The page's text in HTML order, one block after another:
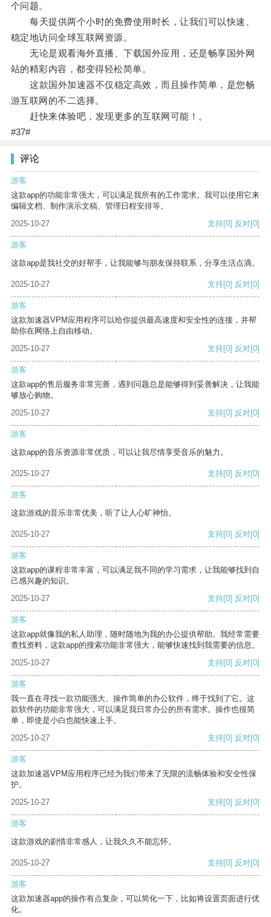
个问题。
每天提供两个小时的免费使用时长，让我们可以快速、
稳定地访问全球互联网资源。
无论是观看海外直播、下载国外应用，还是畅享国外网
站的精彩内容，都变得轻松简单。
这款国外加速器不仅稳定高效，而且操作简单，是您畅
游互联网的不二选择。
赶快来体验吧，发现更多的互联网可能！。
#37#
评论
游客
这款app的功能非常强大，可以满足我所有的工作需求。我可以使用它来
编辑文档、制作演示文稿、管理日程安排等。
2025-10-27
支持[0] 反对[0]
游客
这款app是我社交的好帮手，让我能够与朋友保持联系，分享生活点滴。
2025-10-27 支持[0] 反对[0]
游客
这款加速器VPM应用程序可以给你提供最高速度和安全性的连接，并帮
助你在网络上自由移动。
2025-10-27
支持[0] 反对[0]
游客
这款app的售后服务非常完善，遇到问题总是能够得到妥善解决，让我能
够放心购物。
2025-10-27
支持[0] 反对[0]
游客
这款app的音乐资源非常优质，可以让我尽情享受音乐的魅力。
2025-10-27 支持[0] 反对[0]
游客
这款游戏的音乐非常优美，听了让人心旷神怡。
2025-10-27 支持[0] 反对[0]
游客
这款app的课程非常丰富，可以满足我不同的学习需求，让我能够找到自
己感兴趣的知识。
2025-10-27
支持[0] 反对[0]
游客
这款app就像我的私人助理，随时随地为我的办公提供帮助。我经常需要
查找资料，这款app的搜索功能非常强大，能够快速找到我需要的信息。
2025-10-27
支持[0] 反对[0]
游客
我一直在寻找一款功能强大、操作简单的办公软件，终于找到了它。这
款软件的功能非常强大，可以满足我日常办公的所有需求。操作也很简
单，即使是小白也能快速上手。
2025-10-27
支持[0] 反对[0]
游客
这款加速器VPM应用程序已经为我们带来了无限的流畅体验和安全性保
护。
2025-10-27
支持[0] 反对[0]
游客
这款游戏的剧情非常感人，让我久久不能忘怀。
2025-10-27 支持[0] 反对[0]
游客
这款加速器app的操作有点复杂，可以简化一下，比如将设置页面进行优
化。